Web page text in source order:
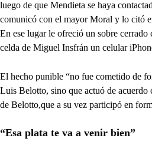
luego de que Mendieta se haya
comunicó con el mayor Moral y lo citó
En ese lugar le ofreció un sobre
celda de Miguel Insfrán un celular
El hecho punible “no fue cometido de
Luis Belotto, sino que actuó de
de Belotto,que a su vez participó en
“Esa plata te va a venir bien”